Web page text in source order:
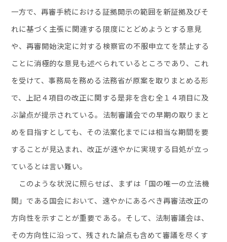
一方で、再審手続における証拠開示の範囲を新証拠及びそ
れに基づく主張に関連する限度にとどめようとする意見
や、再審開始決定に対する検察官の不服申立てを禁止する
ことに消極的な意見も述べられているところであり、これ
を受けて、事務局を務める法務省が原案を取りまとめる形
で、上記４項目の改正に関する是非を含む全１４項目に及
ぶ論点が提示されている。法制審議会での早期の取りまと
めを目指すとしても、その法案化までには相当な期間を要
することが見込まれ、改正が速やかに実現する目処が立っ
ているとは言い難い。
このような状況に照らせば、まずは「国の唯一の立法機
関」である国会において、速やかにあるべき再審法改正の
方向性を示すことが重要である。そして、法制審議会は、
その方向性に沿って、残された論点も含めて審議を尽くす